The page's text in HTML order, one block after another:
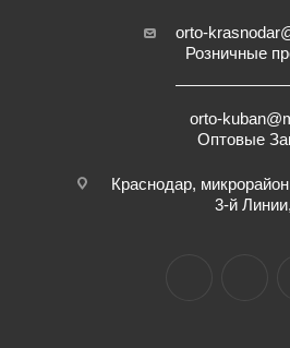
orto-
Розничные
orto-
Оптовые
Краснодар,
3-й